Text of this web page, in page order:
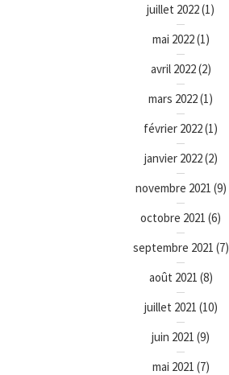
juillet 2022(1)
mai 2022(1)
avril 2022(2)
mars 2022(1)
février 2022(1)
janvier 2022(2)
novembre 2021 (9)
octobre 2021 (6)
septembre 2021 (7)
août 2021 (8)
juillet 2021 (10)
juin 2021 (9)
mai 2021 (7)